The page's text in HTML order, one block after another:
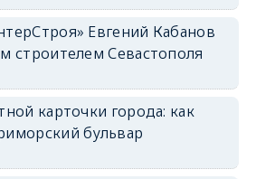
Евгений Кабанов
строителем Севастополя
карточки города: как
бульвар